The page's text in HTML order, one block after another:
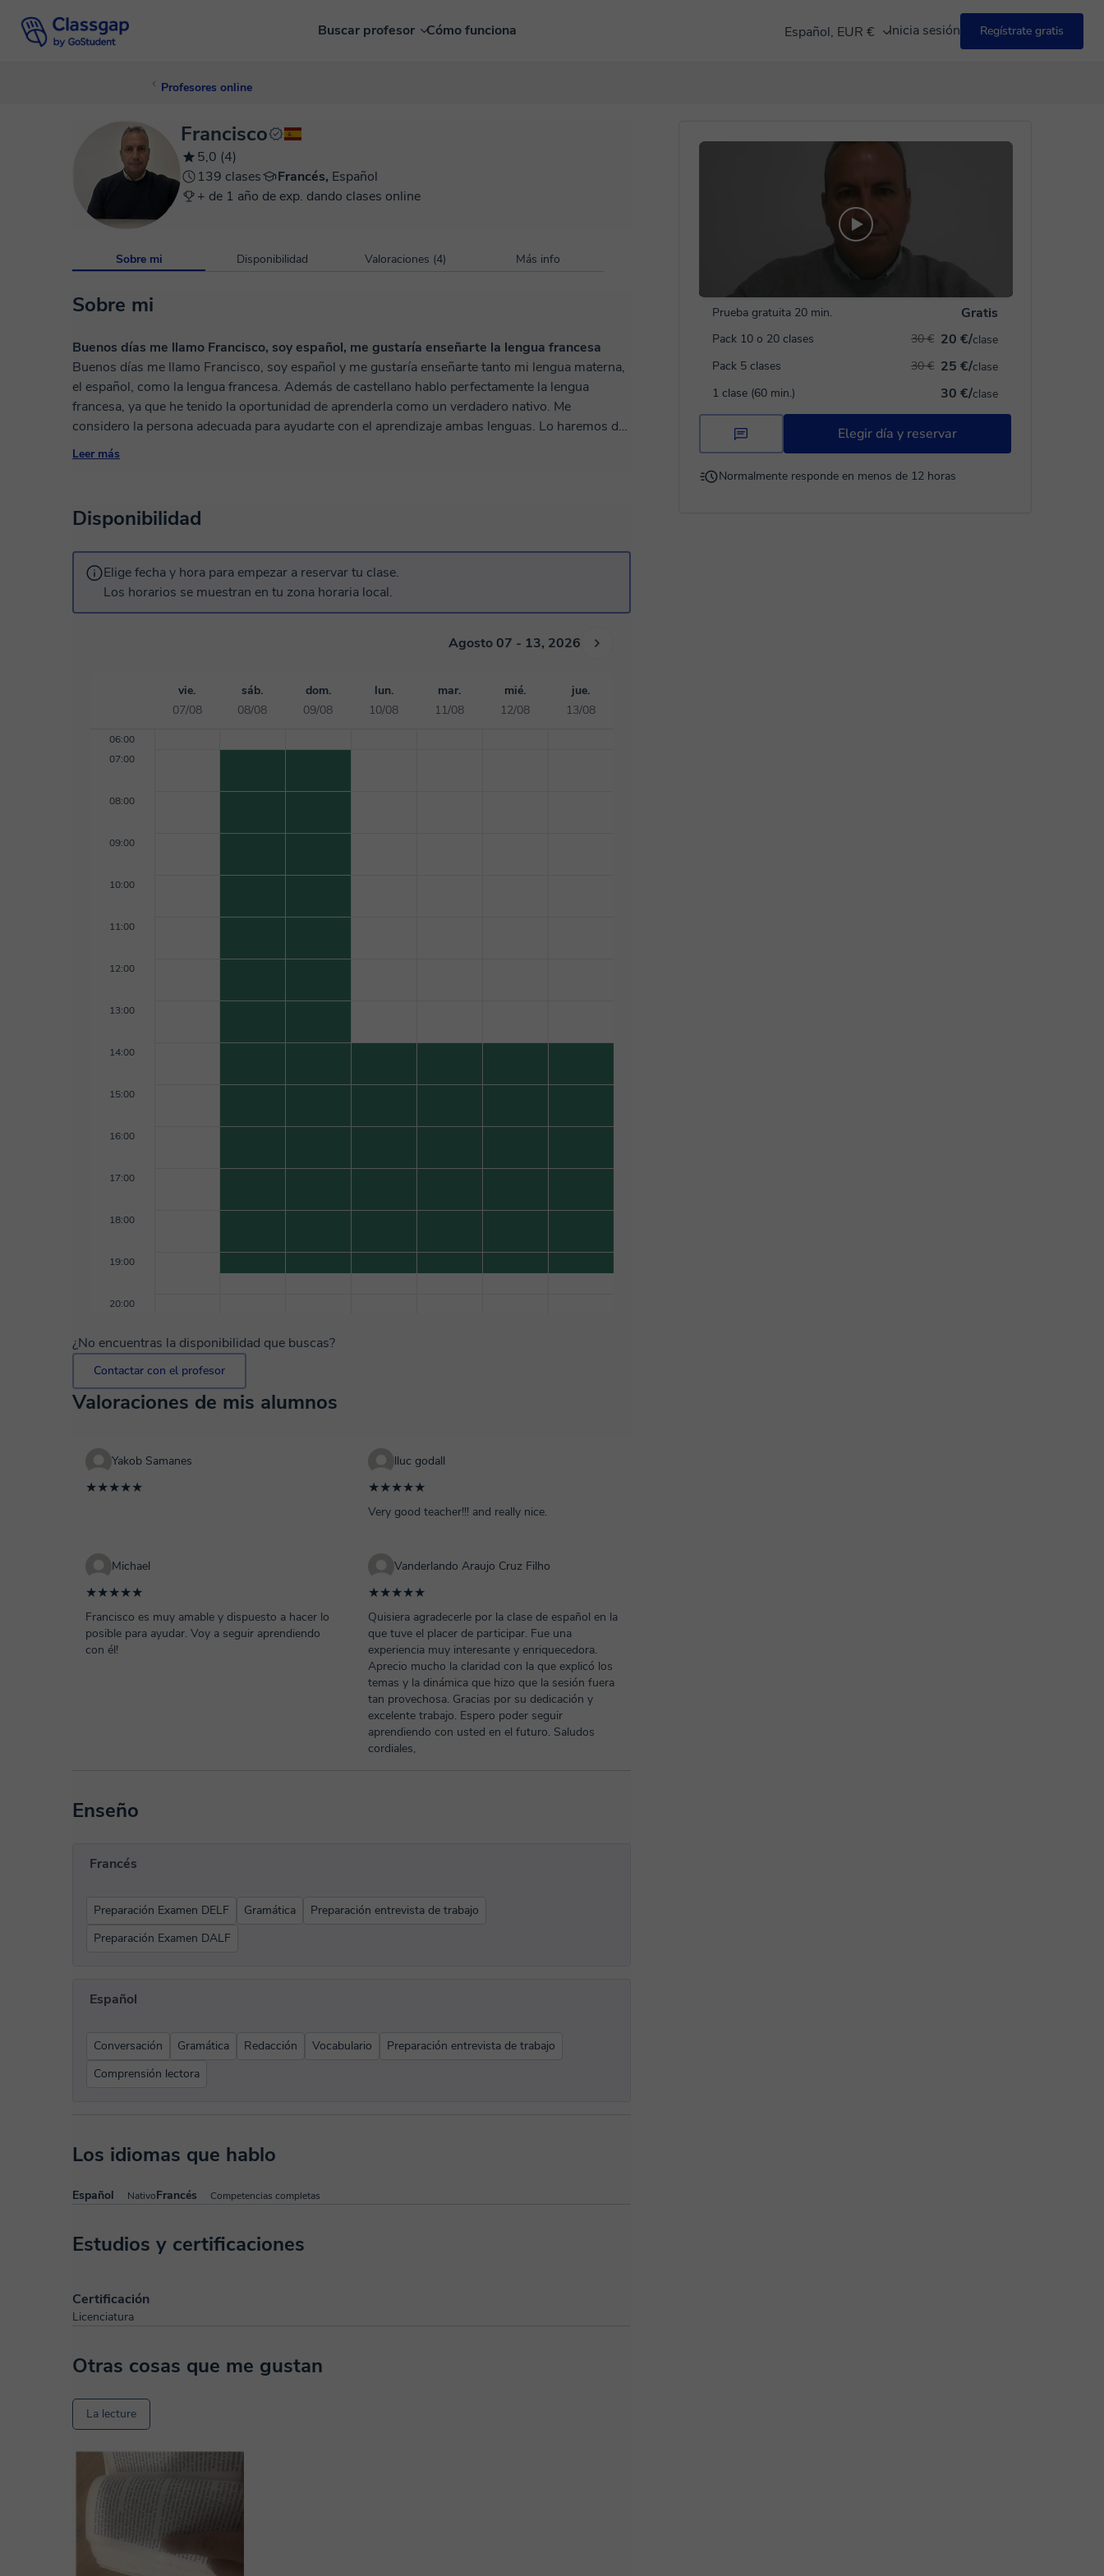
Buscar profesor Cómo funciona Español, EUR € Inicia sesión Regístrate gratis
Profesores online
Prueba gratuita 20 min. Gratis
Pack 10 o 20 clases 20 €/clase
30 €
Pack 5 clases
25 €/clase
30 €
1 clase (60 min.)
30 €/clase
Elegir día y reservar
Normalmente responde en menos de 12 horas
Francisco
5,0 (4)
139 clases
Francés, Español
+ de 1 año de exp. dando clases online
Sobre mi Disponibilidad Valoraciones (4) Más info
Sobre mi
Buenos días me llamo Francisco, soy español, me gustaría enseñarte la lengua francesa
Buenos días me llamo Francisco, soy español y me gustaría enseñarte tanto mi lengua materna,
el español, como la lengua francesa. Además de castellano hablo perfectamente la lengua
francesa, ya que he tenido la oportunidad de aprenderla como un verdadero nativo. Me
considero la persona adecuada para ayudarte con el aprendizaje ambas lenguas. Lo haremos de
una forma sencilla y divertida, y estoy seguro de que en nada de tiempo obtendremos
Leer más
Disponibilidad
Elige fecha y hora para empezar a reservar tu clase.
Los horarios se muestran en tu zona horaria local.
Agosto 07 - 13, 2026
vie.
07/08
sáb.
08/08
dom.
09/08
lun.
10/08
mar.
11/08
mié.
12/08
jue.
13/08
06:00
07:00
08:00
09:00
10:00
11:00
12:00
13:00
14:00
15:00
16:00
17:00
18:00
19:00
20:00
¿No encuentras la disponibilidad que buscas?
Contactar con el profesor
Valoraciones de mis alumnos
Yakob Samanes
★★★★★
lluc godall
★★★★★
Very good teacher!!! and really nice.
Michael
★★★★★
Francisco es muy amable y dispuesto a hacer lo
posible para ayudar. Voy a seguir aprendiendo
con él!
Vanderlando Araujo Cruz Filho
★★★★★
Quisiera agradecerle por la clase de español en la
que tuve el placer de participar. Fue una
experiencia muy interesante y enriquecedora.
Aprecio mucho la claridad con la que explicó los
temas y la dinámica que hizo que la sesión fuera
tan provechosa. Gracias por su dedicación y
excelente trabajo. Espero poder seguir
aprendiendo con usted en el futuro. Saludos
cordiales,
Enseño
Francés
Preparación Examen DELF Gramática
Preparación entrevista de trabajo
Preparación Examen DALF
Español
Conversación Gramática Redacción Vocabulario
Preparación entrevista de trabajo
Comprensión lectora
Los idiomas que hablo
Español NativoFrancés Competencias completas
Estudios y certificaciones
Certificación
Licenciatura
Otras cosas que me gustan
La lecture